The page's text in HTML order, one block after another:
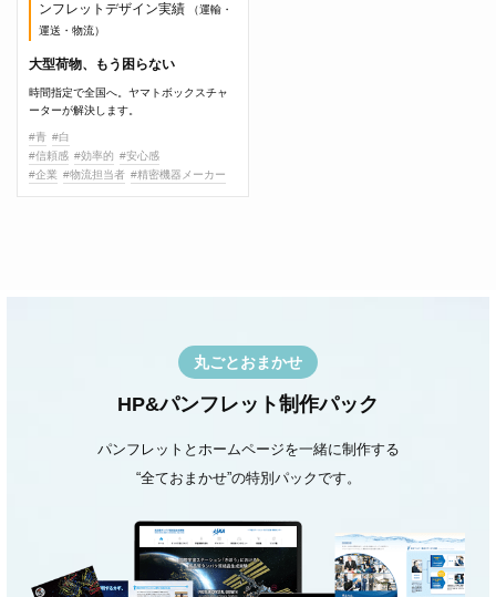
ンフレットデザイン実績
（運輸・
運送・物流）
大型荷物、もう困らない
時間指定で全国へ。ヤマトボックスチャ
ーターが解決します。
#青 #白
#信頼感 #効率的 #安心感
#企業 #物流担当者 #精密機器メーカー
丸ごとおまかせ
HP&パンフレット制作パック
パンフレットとホームページを一緒に制作する
“全ておまかせ”の特別パックです。